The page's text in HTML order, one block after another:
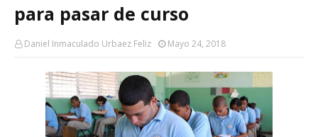
para pasar de curso
Daniel Inmaculado Urbaez Feliz Mayo 24, 2018